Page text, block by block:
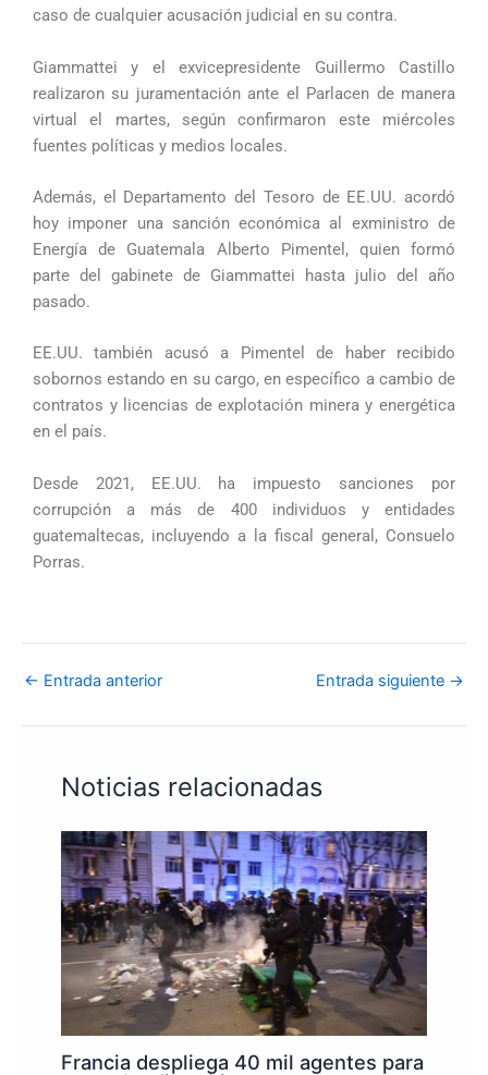
caso de cualquier acusación judicial en su contra.
Giammattei y el exvicepresidente Guillermo Castillo
realizaron su juramentación ante el Parlacen de manera
virtual el martes, según confirmaron este miércoles
fuentes políticas y medios locales.
Además, el Departamento del Tesoro de EE.UU. acordó
hoy imponer una sanción económica al exministro de
Energía de Guatemala Alberto Pimentel, quien formó
parte del gabinete de Giammattei hasta julio del año
pasado.
EE.UU. también acusó a Pimentel de haber recibido
sobornos estando en su cargo, en específico a cambio de
contratos y licencias de explotación minera y energética
en el país.
Desde 2021, EE.UU. ha impuesto sanciones por
corrupción a más de 400 individuos y entidades
guatemaltecas, incluyendo a la fiscal general, Consuelo
Porras.
← Entrada anterior Entrada siguiente →
Noticias relacionadas
Francia despliega 40 mil agentes para